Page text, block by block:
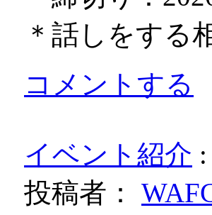
＊話しをする
コメントする
イベント紹介
投稿者：